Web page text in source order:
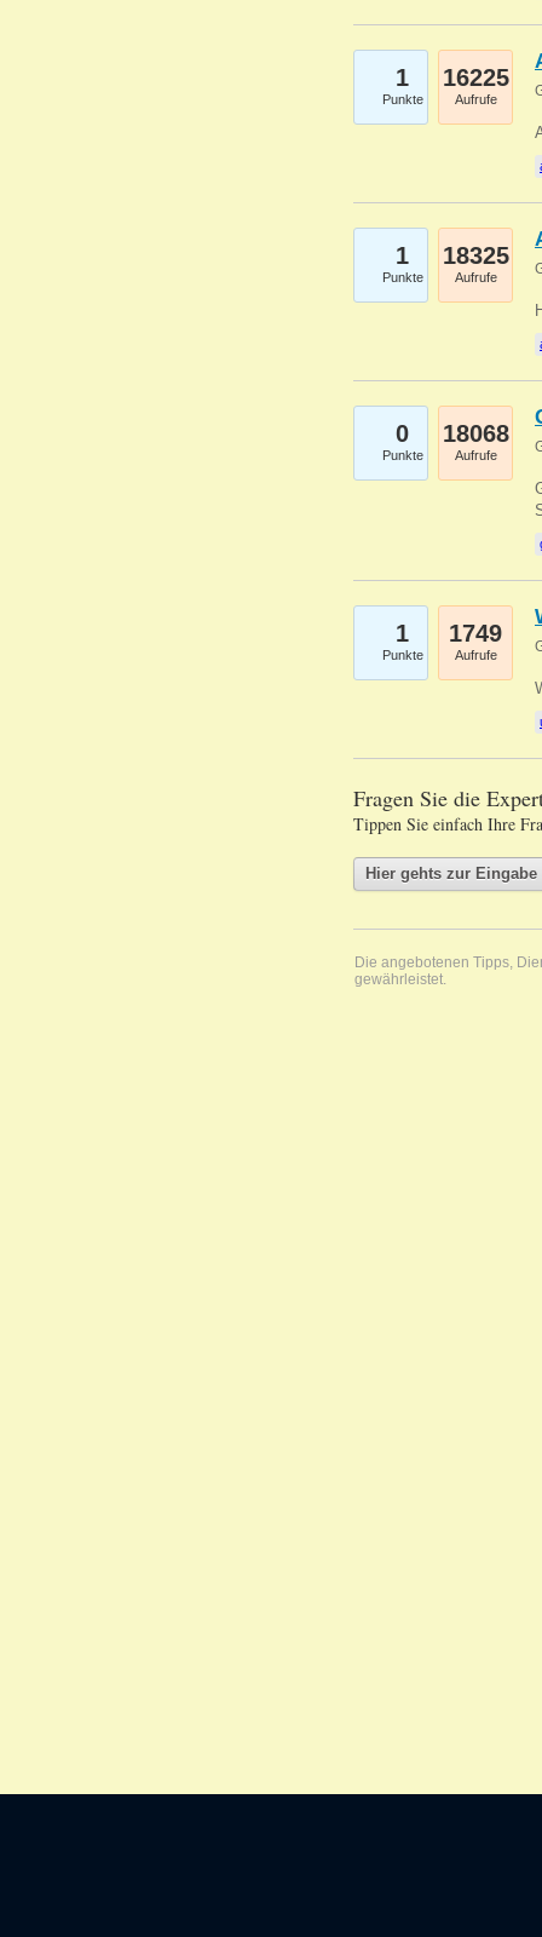
1
Punkte
16225
Aufrufe
1
Punkte
18325
Aufrufe
0
Punkte
18068
Aufrufe
1
Punkte
1749
Aufrufe
Fragen Sie die
Tippen Sie einfach Ihre
Die angebotenen Tipps,
gewährleistet.